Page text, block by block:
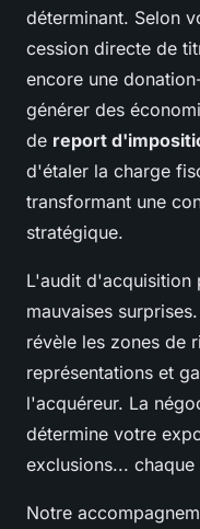
déterminant. Selon
cession directe de
encore une
générer des
de report
d'étaler la charge
transformant une
stratégique.
L'audit d'acquisition
mauvaises
révèle les zones de
représentations et
l'acquéreur. La
détermine votre
exclusions...
Notre